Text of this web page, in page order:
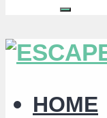
HOME